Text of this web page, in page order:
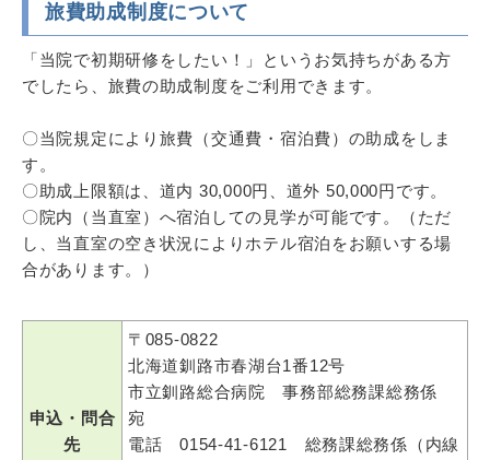
旅費助成制度について
「当院で初期研修をしたい！」というお気持ちがある方
でしたら、旅費の助成制度をご利用できます。
〇当院規定により旅費（交通費・宿泊費）の助成をしま
す。
〇助成上限額は、道内 30,000円、道外 50,000円です。
〇院内（当直室）へ宿泊しての見学が可能です。（ただ
し、当直室の空き状況によりホテル宿泊をお願いする場
合があります。）
申込・問合
先
〒085-0822
北海道釧路市春湖台1番12号
市立釧路総合病院 事務部総務課総務係
宛
電話 0154-41-6121 総務課総務係（内線